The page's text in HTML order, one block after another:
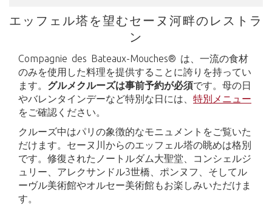
エッフェル塔を望むセーヌ河畔のレストラ
ン
Compagnie des Bateaux-Mouches® は、一流の食材
のみを使用した料理を提供することに誇りを持ってい
ます。 グルメクルーズは事前予約が必須です。母の日
やバレンタインデーなど特別な日には、 特別メニュー
をご確認ください。
クルーズ中はパリの象徴的なモニュメントをご覧いた
だけます。セーヌ川からのエッフェル塔の眺めは格別
です。修復されたノートルダム大聖堂、コンシェルジ
ュリー、アレクサンドル3世橋、ポンヌフ、そしてル
ーヴル美術館やオルセー美術館もお楽しみいただけま
す。